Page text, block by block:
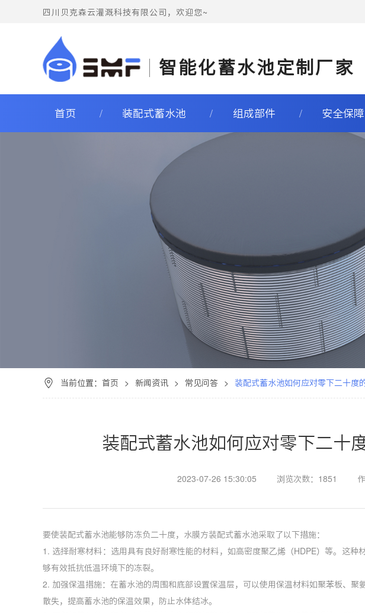
四川贝克森云灌溉科技有限公司，欢迎您~
智能化蓄水池定制厂家
首页 装配式蓄水池 组成部件 安全保障
当前位置： 首页 > 新闻资讯 > 常见问答 > 装配式蓄水池如何应对零下二十度
装配式蓄水池如何应对零下二十
2023-07-26 15:30:05 浏览次数：1851
要使装配式蓄水池能够防冻负二十度，水膜方装配式蓄水池采取了以下措施：
1. 选择耐寒材料：选用具有良好耐寒性能的材料，如高密度聚乙烯（HDPE）等。这种
够有效抵抗低温环境下的冻裂。
2. 加强保温措施：在蓄水池的周围和底部设置保温层，可以使用保温材料如聚苯板、聚
散失，提高蓄水池的保温效果，防止水体结冰。